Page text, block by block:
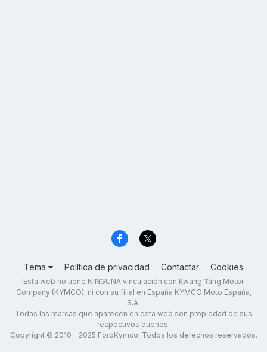
Tema Política de privacidad Contactar Cookies
Esta web no tiene NINGUNA vinculación con Kwang Yang Motor
Company (KYMCO), ni con su filial en España KYMCO Moto España,
S.A.
Todas las marcas que aparecen en esta web son propiedad de sus
respectivos dueños.
Copyright © 2010 - 2025 ForoKymco. Todos los derechos reservados.